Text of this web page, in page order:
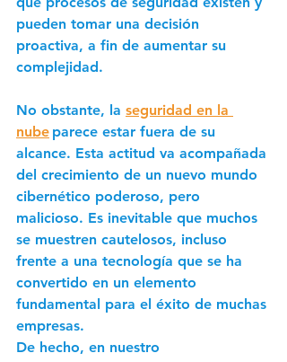
pueden tomar una decisión
proactiva, a fin de aumentar su
complejidad.
No obstante, la seguridad en la
nube parece estar fuera de su
alcance. Esta actitud va acompañada
del crecimiento de un nuevo mundo
cibernético poderoso, pero
malicioso. Es inevitable que muchos
se muestren cautelosos, incluso
frente a una tecnología que se ha
convertido en un elemento
fundamental para el éxito de muchas
empresas.
De hecho, en nuestro